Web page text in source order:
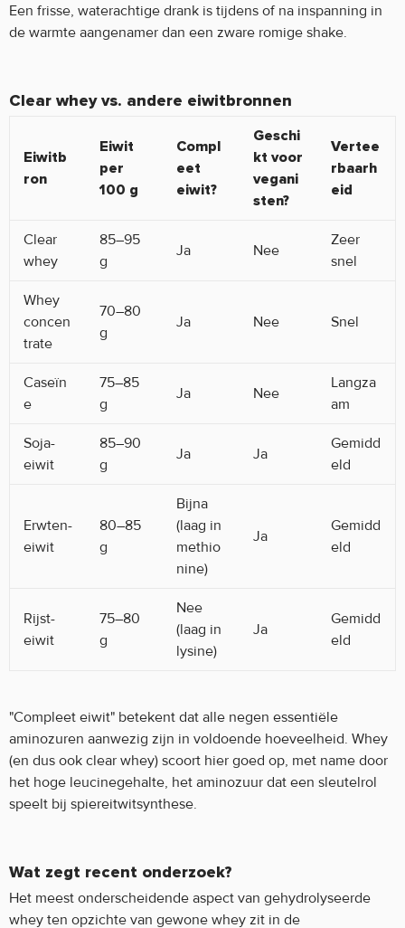
Een frisse, waterachtige drank is tijdens of na inspanning in
de warmte aangenamer dan een zware romige shake.
Clear whey vs. andere eiwitbronnen
Eiwitb
ron
Eiwit
per
100 g
Compl
eet
eiwit?
Geschi
kt voor
vegani
sten?
Vertee
rbaarh
eid
Clear
whey
85–95
g
Ja Nee
Zeer
snel
Whey
concen
trate
70–80
g
Ja Nee Snel
Caseïn
e
75–85
g
Ja Nee
Langza
am
Soja-
eiwit
85–90
g
Ja Ja
Gemidd
eld
Erwten-
eiwit
80–85
g
Bijna
(laag in
methio
nine)
Ja
Gemidd
eld
Rijst-
eiwit
75–80
g
Nee
(laag in
lysine)
Ja
Gemidd
eld
"Compleet eiwit" betekent dat alle negen essentiële
aminozuren aanwezig zijn in voldoende hoeveelheid. Whey
(en dus ook clear whey) scoort hier goed op, met name door
het hoge leucinegehalte, het aminozuur dat een sleutelrol
speelt bij spiereitwitsynthese.
Wat zegt recent onderzoek?
Het meest onderscheidende aspect van gehydrolyseerde
whey ten opzichte van gewone whey zit in de